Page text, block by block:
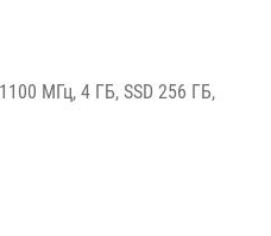
МГц, 4 ГБ, SSD 256 ГБ,